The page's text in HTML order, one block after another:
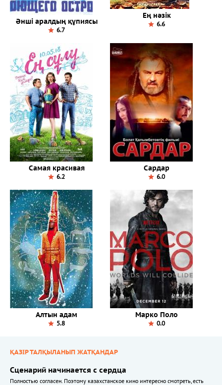
Әнші аралдың құпиясы
6.7
Ең нәзік
6.6
Самая красивая
6.2
Сардар
6.0
Алтын адам
5.8
Марко Поло
0.0
ҚАЗІР ТАЛҚЫЛАНЫП ЖАТҚАНДАР
Сценарий начинается с сердца
Полностью согласен. Поэтому казахстанское кино интересно смотреть, есть